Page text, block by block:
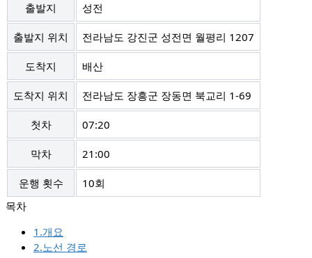
출발지 성전
출발지 위치 전라남도 강진군 성전면 월평리 1207
도착지 배산
도착지 위치 전라남도 장흥군 장동면 북교리 1-69
첫차 07:20
막차 21:00
운행 횟수 10회
1.개요
2.노선 경로